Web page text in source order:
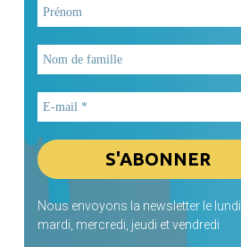
Nous envoyons la newsletter le lundi,
mardi, mercredi, jeudi et vendredi